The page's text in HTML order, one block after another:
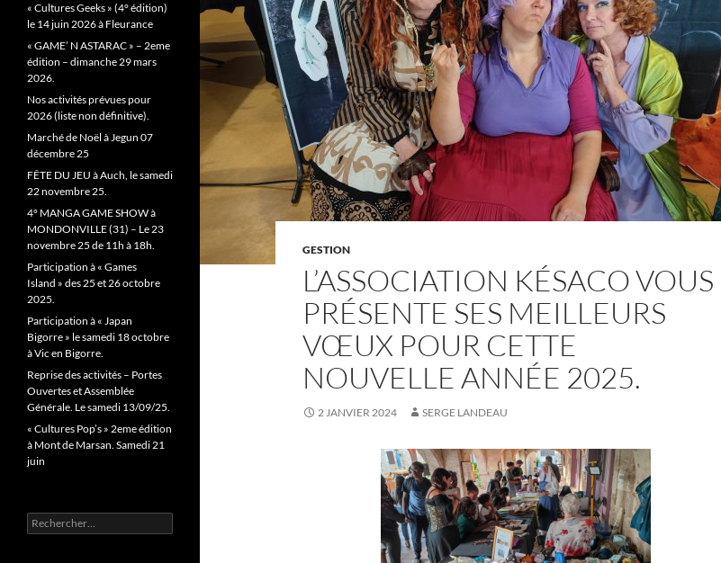
GESTION
L’ASSOCIATION KÉSACO VOUS
PRÉSENTE SES MEILLEURS
VŒUX POUR CETTE
NOUVELLE ANNÉE 2025.
2 JANVIER 2024 SERGE LANDEAU
« Cultures Geeks » (4° édition)
le 14 juin 2026 à Fleurance
« GAME’ N ASTARAC » – 2eme
édition – dimanche 29 mars
2026.
Nos activités prévues pour
2026 (liste non définitive).
Marché de Noël à Jegun 07
décembre 25
FÊTE DU JEU à Auch, le samedi
22 novembre 25.
4° MANGA GAME SHOW à
MONDONVILLE (31) – Le 23
novembre 25 de 11h à 18h.
Participation à « Games
Island » des 25 et 26 octobre
2025.
Participation à « Japan
Bigorre » le samedi 18 octobre
à Vic en Bigorre.
Reprise des activités – Portes
Ouvertes et Assemblée
Générale. Le samedi 13/09/25.
« Cultures Pop’s » 2eme édition
à Mont de Marsan. Samedi 21
juin
Rechercher :